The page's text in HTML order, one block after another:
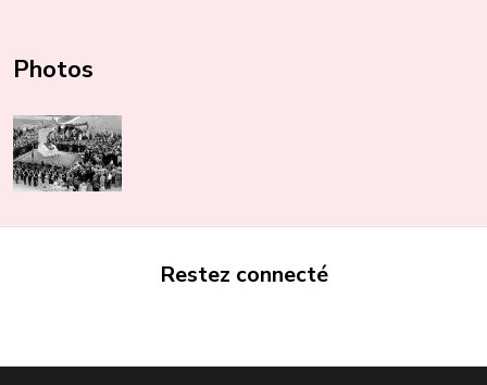
Photos
Restez connecté